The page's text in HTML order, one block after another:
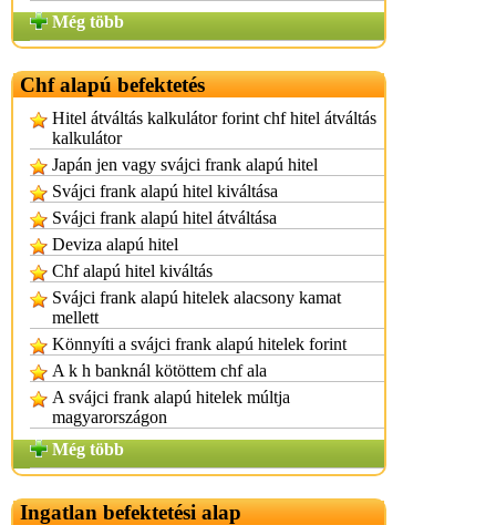
Még több
Chf alapú befektetés
Hitel átváltás kalkulátor forint chf hitel átváltás
kalkulátor
Japán jen vagy svájci frank alapú hitel
Svájci frank alapú hitel kiváltása
Svájci frank alapú hitel átváltása
Deviza alapú hitel
Chf alapú hitel kiváltás
Svájci frank alapú hitelek alacsony kamat
mellett
Könnyíti a svájci frank alapú hitelek forint
A k h banknál kötöttem chf ala
A svájci frank alapú hitelek múltja
magyarországon
Még több
Ingatlan befektetési alap